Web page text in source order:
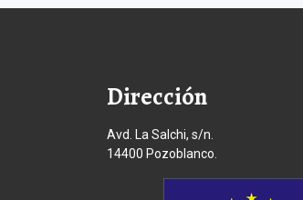
Dirección
Avd. La Salchi, s/n.
14400 Pozoblanco.